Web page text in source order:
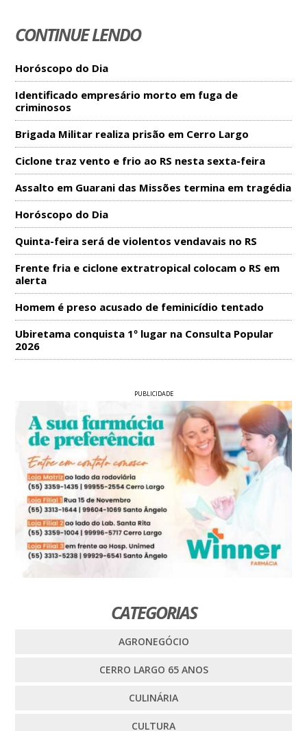
CONTINUE LENDO
Horóscopo do Dia
Identificado empresário morto em fuga de
criminosos
Brigada Militar realiza prisão em Cerro Largo
Ciclone traz vento e frio ao RS nesta sexta-feira
Assalto em Guarani das Missões termina em tragédia
Horóscopo do Dia
Quinta-feira será de violentos vendavais no RS
Frente fria e ciclone extratropical colocam o RS em
alerta
Homem é preso acusado de feminicídio tentado
Ubiretama conquista 1º lugar na Consulta Popular
2026
PUBLICIDADE
CATEGORIAS
AGRONEGÓCIO
CERRO LARGO 65 ANOS
CULINÁRIA
CULTURA